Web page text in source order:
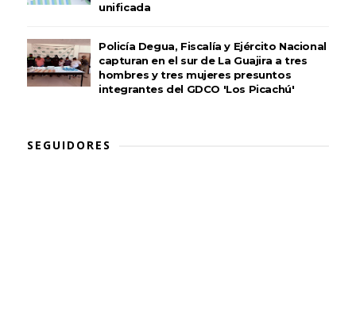
unificada
Policía Degua, Fiscalía y Ejército Nacional
capturan en el sur de La Guajira a tres
hombres y tres mujeres presuntos
integrantes del GDCO 'Los Picachú'
SEGUIDORES